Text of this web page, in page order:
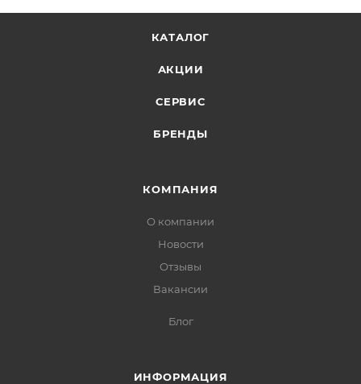
КАТАЛОГ
АКЦИИ
СЕРВИС
БРЕНДЫ
КОМПАНИЯ
О компании
Новости
Отзывы
Вакансии
Блог
ИНФОРМАЦИЯ